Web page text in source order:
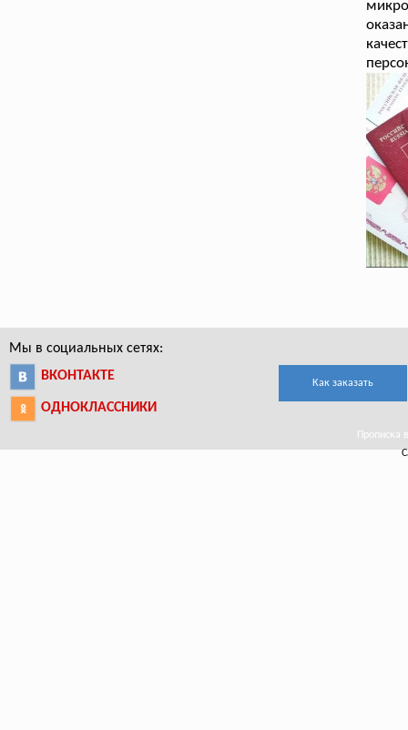
Мы в социальных сетях:
ВКОНТАКТЕ
ОДНОКЛАССНИКИ
Как заказать
Прописка